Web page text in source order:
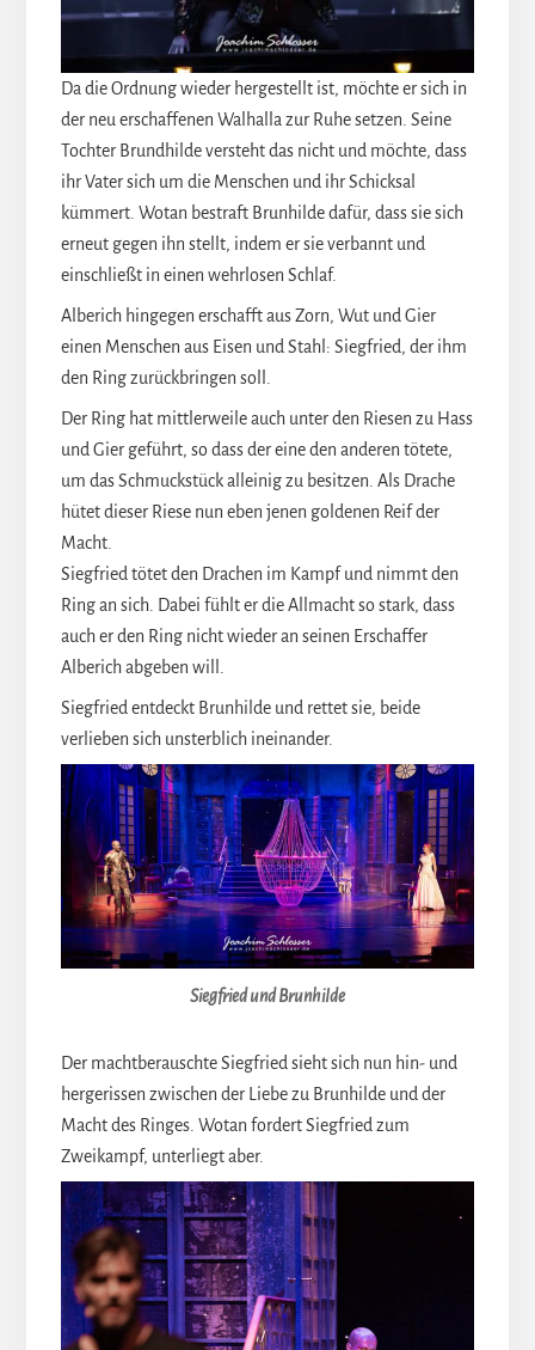
Da die Ordnung wieder hergestellt ist, möchte er sich in
der neu erschaffenen Walhalla zur Ruhe setzen. Seine
Tochter Brundhilde versteht das nicht und möchte, dass
ihr Vater sich um die Menschen und ihr Schicksal
kümmert. Wotan bestraft Brunhilde dafür, dass sie sich
erneut gegen ihn stellt, indem er sie verbannt und
einschließt in einen wehrlosen Schlaf.
Alberich hingegen erschafft aus Zorn, Wut und Gier
einen Menschen aus Eisen und Stahl: Siegfried, der ihm
den Ring zurückbringen soll.
Der Ring hat mittlerweile auch unter den Riesen zu Hass
und Gier geführt, so dass der eine den anderen tötete,
um das Schmuckstück alleinig zu besitzen. Als Drache
hütet dieser Riese nun eben jenen goldenen Reif der
Macht.
Siegfried tötet den Drachen im Kampf und nimmt den
Ring an sich. Dabei fühlt er die Allmacht so stark, dass
auch er den Ring nicht wieder an seinen Erschaffer
Alberich abgeben will.
Siegfried entdeckt Brunhilde und rettet sie, beide
verlieben sich unsterblich ineinander.
Siegfried und Brunhilde
Der machtberauschte Siegfried sieht sich nun hin- und
hergerissen zwischen der Liebe zu Brunhilde und der
Macht des Ringes. Wotan fordert Siegfried zum
Zweikampf, unterliegt aber.